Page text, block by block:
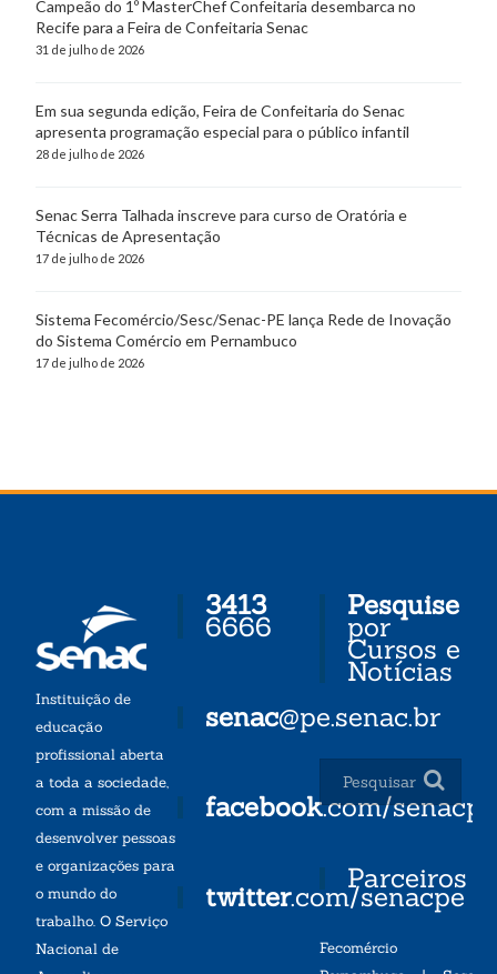
Campeão do 1º MasterChef Confeitaria desembarca no
Recife para a Feira de Confeitaria Senac
31 de julho de 2026
Em sua segunda edição, Feira de Confeitaria do Senac
apresenta programação especial para o público infantil
28 de julho de 2026
Senac Serra Talhada inscreve para curso de Oratória e
Técnicas de Apresentação
17 de julho de 2026
Sistema Fecomércio/Sesc/Senac-PE lança Rede de Inovação
do Sistema Comércio em Pernambuco
17 de julho de 2026
Instituição de
educação
profissional aberta
a toda a sociedade,
com a missão de
desenvolver pessoas
e organizações para
o mundo do
trabalho. O Serviço
Nacional de
3413
6666
senac@pe.senac.br
facebook.com/senacpe
twitter.com/senacpe
Pesquise
por
Cursos e
Notícias
Parceiros
Fecomércio